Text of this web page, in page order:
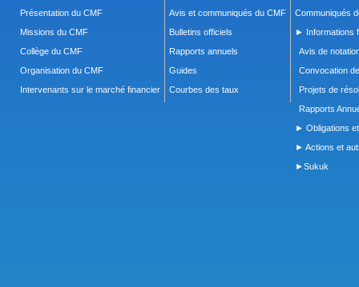
Présentation du CMF
Missions du CMF
Collège du CMF
Organisation du CMF
Intervenants sur le marché financier
Avis et communiqués du CMF
Bulletins officiels
Rapports annuels
Guides
Courbes des taux
Communiqués
► Informations
Avis de
Convocation
Projets de
Rapports
► Obligations
► Actions et
►Sukuk